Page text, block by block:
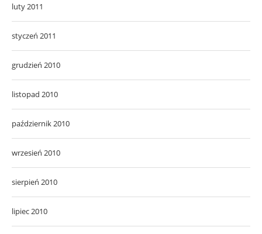
luty 2011
styczeń 2011
grudzień 2010
listopad 2010
październik 2010
wrzesień 2010
sierpień 2010
lipiec 2010